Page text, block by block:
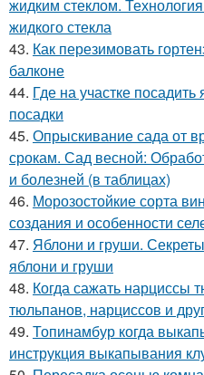
жидким стеклом.
жидкого стекла
43. Как перезимовать
балконе
44. Где на участке
посадки
45. Опрыскивание сада от
срокам. Сад весной:
и болезней (в таблицах)
46. Морозостойкие сорта
создания и особенности
47. Яблони и груши.
яблони и груши
48. Когда сажать нарциссы
тюльпанов, нарциссов и
49. Топинамбур когда
инструкция выкапывания